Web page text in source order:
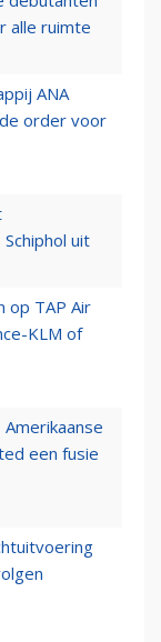
alle ruimte
ANA
order voor
uit
op TAP Air
KLM of
een fusie